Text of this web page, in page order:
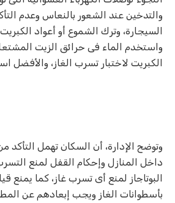
والتدخين عند الشعور بالنعاس وعدم
السيجارة، وترك الشموع أو أعواد
واستخدم الماء فى حرائق الزيت
الكبريت لاختبار تسرب الغاز، والأفضل
وتوضح الإدارة، أن السكان تهمل التأكد
داخل المنازل وإحكام القفل لمنع
البوتاجاز لمنع أى تسرب غاز، كما يمنع
بأسطوانات الغاز ويجب إبعادهم عن